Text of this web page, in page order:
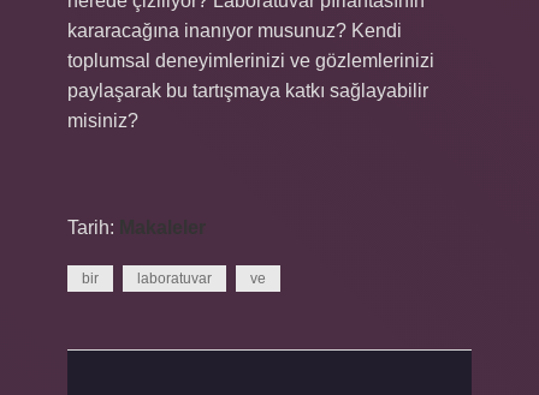
kararacağına inanıyor musunuz? Kendi
toplumsal deneyimlerinizi ve gözlemlerinizi
paylaşarak bu tartışmaya katkı sağlayabilir
misiniz?
Tarih: Makaleler
bir laboratuvar ve